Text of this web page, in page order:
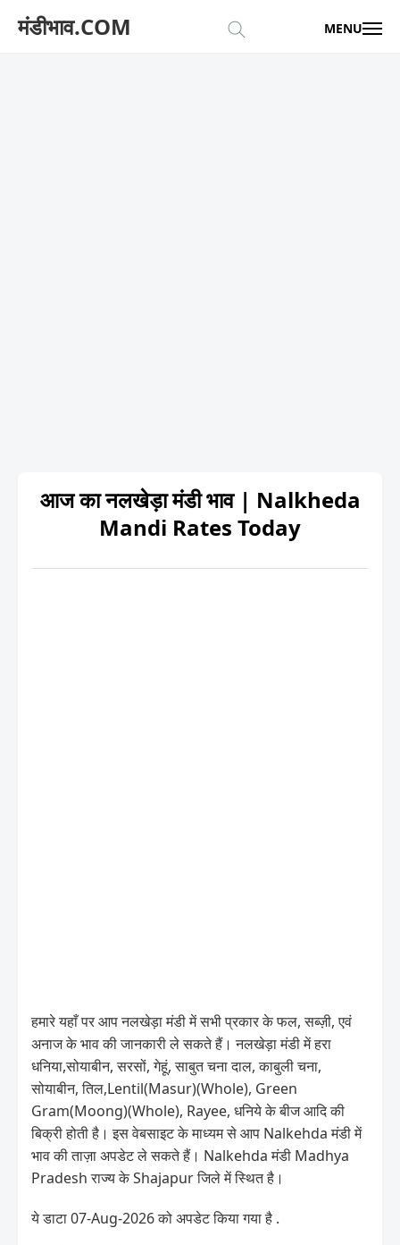
मंडीभाव.COM MENU
आज का नलखेड़ा मंडी भाव | Nalkheda
Mandi Rates Today
हमारे यहाँ पर आप नलखेड़ा मंडी में सभी प्रकार के फल, सब्ज़ी, एवं
अनाज के भाव की जानकारी ले सकते हैं। नलखेड़ा मंडी में हरा
धनिया,सोयाबीन, सरसों, गेहूं, साबुत चना दाल, काबुली चना,
सोयाबीन, तिल,Lentil(Masur)(Whole), Green
Gram(Moong)(Whole), Rayee, धनिये के बीज आदि की
बिक्री होती है। इस वेबसाइट के माध्यम से आप Nalkehda मंडी में
भाव की ताज़ा अपडेट ले सकते हैं। Nalkehda मंडी Madhya
Pradesh राज्य के Shajapur जिले में स्थित है।
ये डाटा 07-Aug-2026 को अपडेट किया गया है .